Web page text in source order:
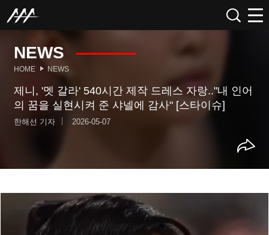
NEWS
HOME NEWS
제니, '멧 갈라' 540시간 제작 드레스 자랑.."내 인어
의 꿈을 실현시켜 준 샤넬에 감사" [스타이슈]
한해선 기자 2026-05-07